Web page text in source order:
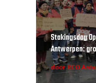
Stakingsdag
Antwerpen:
door RCO